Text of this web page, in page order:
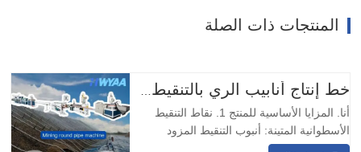
المنتجات ذات الصلة
أنا. المزايا الأساسية للمنتج 1. نقاط التنقيط
الأسطوانية المتينة: أنبوب التنقيط المزود
بمُنفث دائري مدمج مزود بنقاط تنقيط مقاومة